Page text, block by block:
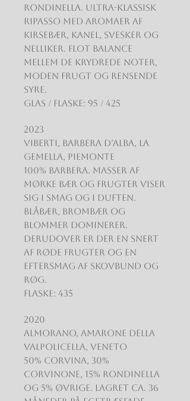
Rondinella. Ultra-klassisk
Ripasso med aromaer af
kirsebær, kanel, svesker og
nelliker. Flot balance
mellem de krydrede noter,
moden frugt og rensende
syre.
Glas / Flaske: 95 / 425
2023
Viberti, Barbera d’Alba, La
Gemella, Piemonte
100% Barbera. Masser af
mørke bær og frugter viser
sig i smag og i duften.
Blåbær, brombær og
blommer dominerer.
Derudover er der en snert
af røde frugter og en
eftersmag af skovbund og
røg.
Flaske: 435
2020
Almorano, Amarone della
Valpolicella, Veneto
50% Corvina, 30%
Corvinone, 15% Rondinella
og 5% øvrige. Lagret ca. 36